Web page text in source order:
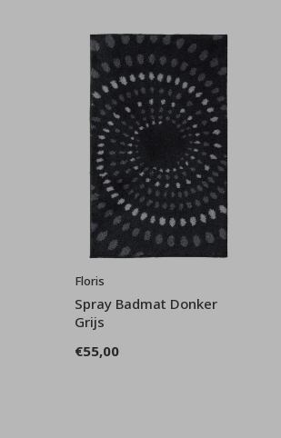
Floris
Spray Badmat Donker
Grijs
€55,00